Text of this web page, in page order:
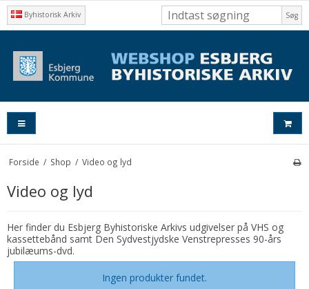
Byhistorisk Arkiv Søg
Forside / Shop / Video og lyd
Video og lyd
Her finder du Esbjerg Byhistoriske Arkivs udgivelser på VHS og
kassettebånd samt Den Sydvestjydske Venstrepresses 90-års
jubilæums-dvd.
Ingen produkter fundet.